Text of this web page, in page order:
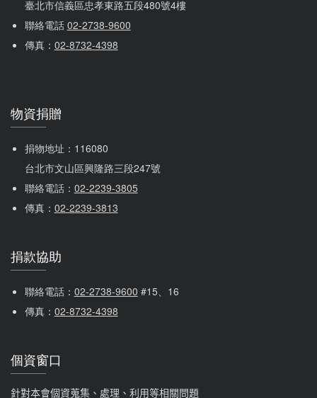
臺北市信義區忠孝東路五段480號4樓
聯絡電話 02-2738-9600
傳真： 02-8732-4398
物資捐贈
捐物地址：116080
台北市文山區興隆路三段247號
聯絡電話： 02-2239-3805
傳真： 02-2239-3813
捐款協助
聯絡電話： 02-2738-9600 #15、16
傳真： 02-8732-4398
個資窗口
針對本會個資蒐集、處理、利用等相關問題